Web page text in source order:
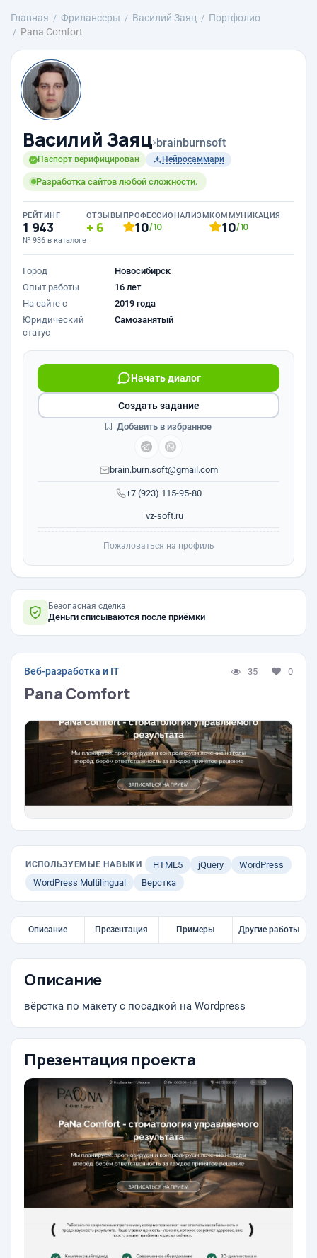
Главная Фрилансеры Василий Заяц
Портфолио
Pana Comfort
Василий Заяц›brainburnsoft
Паспорт верифицирован Нейросаммари
Разработка сайтов любой сложности.
РЕЙТИНГ
1 943
№ 936 в каталоге
ОТЗЫВЫ
6
ПРОФЕССИОНАЛИЗМ
10/10
КОММУНИКАЦИЯ
10/10
Город
Новосибирск
Опыт работы
16 лет
На сайте с
2019 года
Юридический
статус
Самозанятый
+7 (923) 115-95-80
Начать диалог
brain.burn.soft@gmail.com
vz-soft.ru
Создать задание
Добавить в избранное
Пожаловаться на профиль
Безопасная сделка
Деньги списываются после приёмки
Веб-разработка и IT 35 0
Pana Comfort
ИСПОЛЬЗУЕМЫЕ НАВЫКИ HTML5 jQuery
WordPress
WordPress Multilingual
Верстка
Описание Презентация Примеры Другие работы
Описание
вёрстка по макету с посадкой на Wordpress
Презентация проекта